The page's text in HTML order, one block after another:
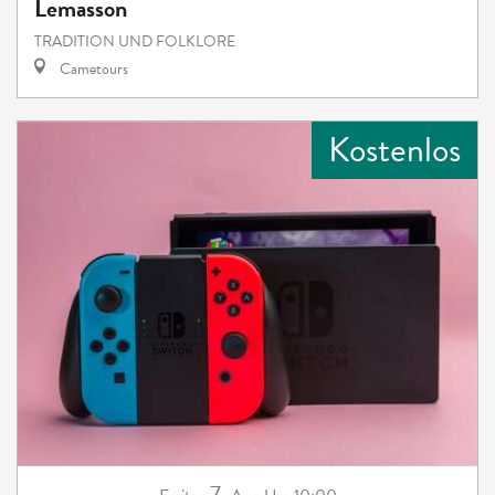
Lemasson
TRADITION UND FOLKLORE
Cametours
Kostenlos